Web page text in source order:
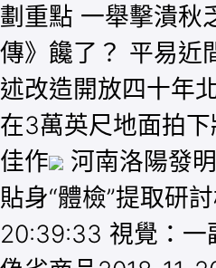
劃重點 一舉擊潰秋
傳》饞了？ 平易近
述改造開放四十年
在3萬英尺地面拍
佳作
河南洛陽發
貼身“體檢”提取研
20:39:33 視覺：一